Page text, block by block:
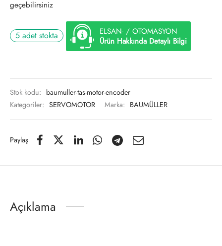
geçebilirsiniz
5 adet stokta
ELSAN- / OTOMASYON
Ürün Hakkında Detaylı Bilgi
Stok kodu: baumuller-tas-motor-encoder
Kategoriler: SERVOMOTOR Marka: BAUMÜLLER
Paylaş
Açıklama